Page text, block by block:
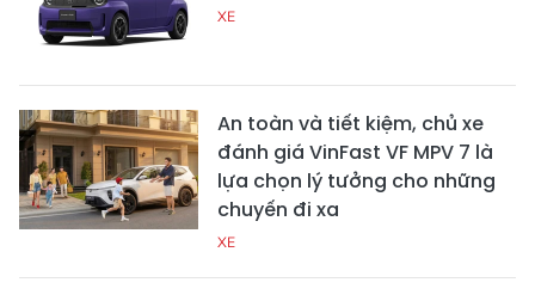
XE
An toàn và tiết kiệm, chủ xe
đánh giá VinFast VF MPV 7 là
lựa chọn lý tưởng cho những
chuyến đi xa
XE